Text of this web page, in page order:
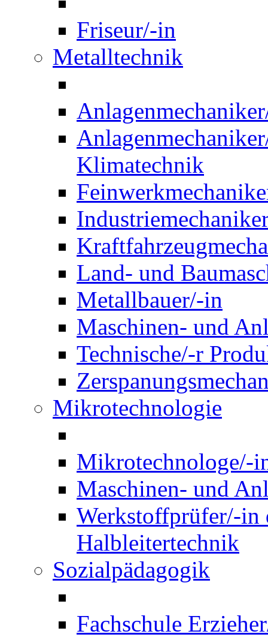
Friseur/-in
Metalltechnik
Klimatechnik
Land- und
Metallbauer/-in
Maschinen- und
Technische/-r
Mikrotechnologie
Mikrotechnologe/-
Maschinen- und
Werkstoffprüfer/-in
Halbleitertechnik
Sozialpädagogik
Fachschule